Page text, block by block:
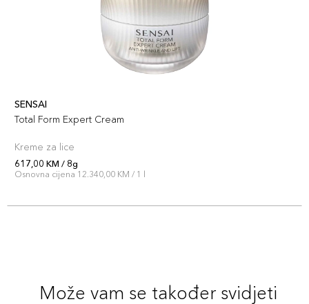
SENSAI
Total Form Expert Cream
Kreme za lice
617,00 KM / 8g
Osnovna cijena 12.340,00 KM / 1 l
Može vam se također svidjeti